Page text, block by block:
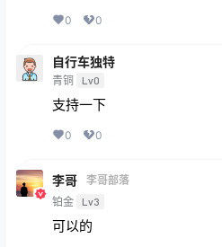
0 0
自行车独特
青铜 Lv0
支持一下
0 0
李哥
李哥部落
铂金 Lv3
可以的